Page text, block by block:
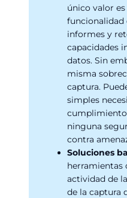
único valor
funcionalidad
informes y
capacidades
datos. Sin
misma
captura.
simples
ninguna
contra
Soluciones
herramientas
actividad de
de la captura